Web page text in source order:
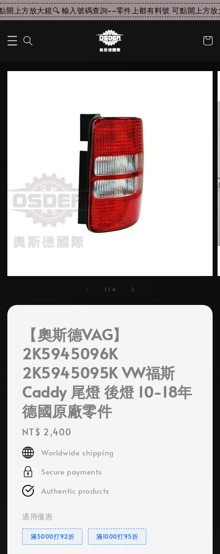
上方放大鏡🔍 輸入號碼查詢~~零件上都有料號 可點開上方放
1 / 6
【奧斯德VAG】
2K5945096K
2K5945095K VW福斯
Caddy 尾燈 後燈 10-18年
德國原廠零件
Regular
price
NT$ 2,400
Worldwide shipping
Secure payments
Authentic products
適用優惠
滿5000打92折 滿1000打95折